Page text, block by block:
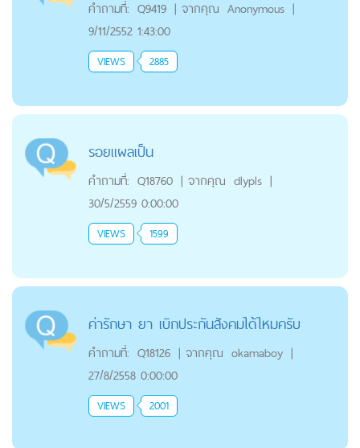
คำถามที่: Q9419 | จากคุณ Anonymous |
9/11/2552 1:43:00
VIEWS 2885
รอยแผลเป็น
คำถามที่: Q18760 | จากคุณ dlypls |
30/5/2559 0:00:00
VIEWS 1599
ค่ารักษา ยา เบิกประกันสังคมได้ไหมครับ
คำถามที่: Q18126 | จากคุณ okamaboy |
27/8/2558 0:00:00
VIEWS 2001